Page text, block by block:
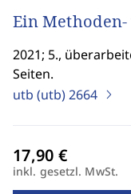
Ein
2021; 5.,
Seiten.
utb (utb)2664
inkl. gesetzl. MwSt.